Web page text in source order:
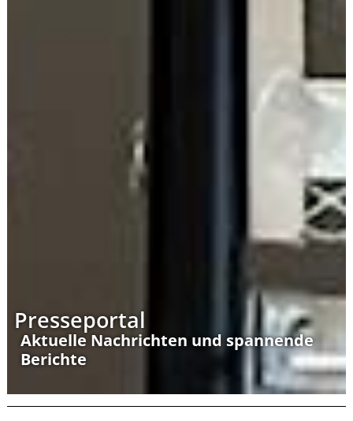
Presseportal
Aktuelle Nachrichten und spannende
Berichte